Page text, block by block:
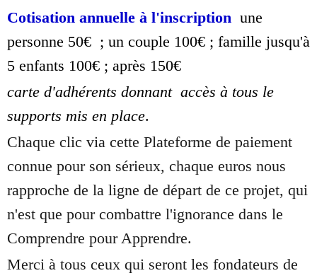
Cotisation annuelle à l'inscription une
personne 50€ ; un couple 100€ ; famille jusqu'à
5 enfants 100€ ; après 150€
carte d'adhérents donnant accès à tous le
supports mis en place.
Chaque clic via cette Plateforme de paiement
connue pour son sérieux, chaque euros nous
rapproche de la ligne de départ de ce projet, qui
n'est que pour combattre l'ignorance dans le
Comprendre pour Apprendre.
Merci à tous ceux qui seront les fondateurs de